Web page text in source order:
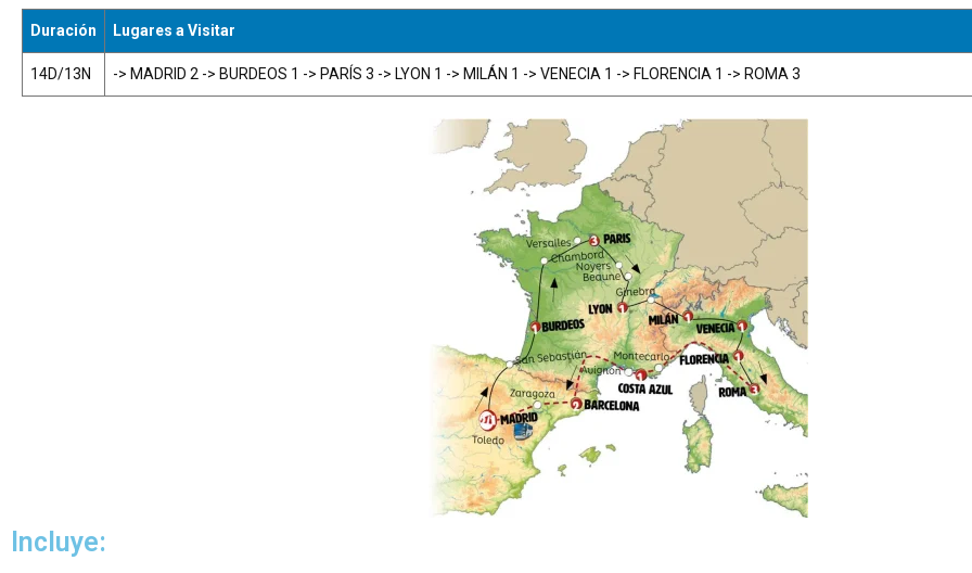
Duración Lugares a Visitar
14D/13N -> MADRID 2 -> BURDEOS 1 -> PARÍS 3 -> LYON 1 -> MILÁN 1 -> VENECIA 1 -> FLORENCIA 1 -> ROMA 3
Incluye: